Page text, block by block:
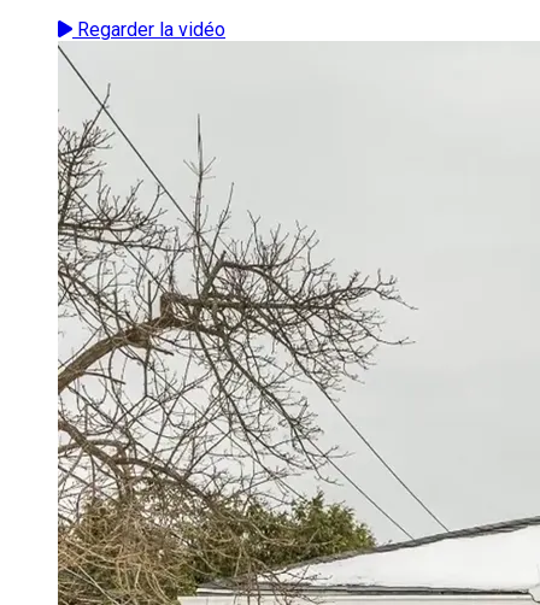
Regarder la vidéo